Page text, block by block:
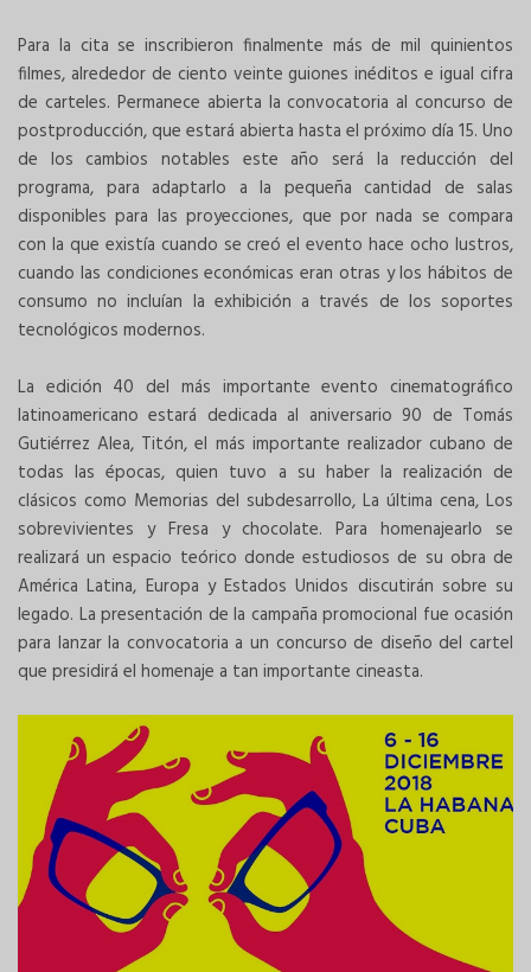
Para la cita se inscribieron finalmente más de mil quinientos
filmes, alrededor de ciento veinte guiones inéditos e igual cifra
de carteles. Permanece abierta la convocatoria al concurso de
postproducción, que estará abierta hasta el próximo día 15. Uno
de los cambios notables este año será la reducción del
programa, para adaptarlo a la pequeña cantidad de salas
disponibles para las proyecciones, que por nada se compara
con la que existía cuando se creó el evento hace ocho lustros,
cuando las condiciones económicas eran otras y los hábitos de
consumo no incluían la exhibición a través de los soportes
tecnológicos modernos.
La edición 40 del más importante evento cinematográfico
latinoamericano estará dedicada al aniversario 90 de Tomás
Gutiérrez Alea, Titón, el más importante realizador cubano de
todas las épocas, quien tuvo a su haber la realización de
clásicos como Memorias del subdesarrollo, La última cena, Los
sobrevivientes y Fresa y chocolate. Para homenajearlo se
realizará un espacio teórico donde estudiosos de su obra de
América Latina, Europa y Estados Unidos discutirán sobre su
legado. La presentación de la campaña promocional fue ocasión
para lanzar la convocatoria a un concurso de diseño del cartel
que presidirá el homenaje a tan importante cineasta.